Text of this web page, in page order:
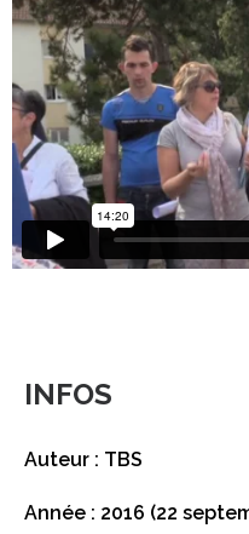
INFOS
Auteur : TBS
Année : 2016 (22